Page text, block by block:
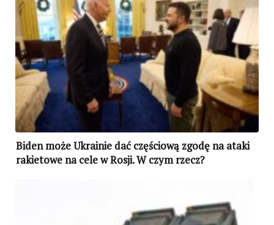
Biden może Ukrainie dać częściową zgodę na ataki
rakietowe na cele w Rosji. W czym rzecz?